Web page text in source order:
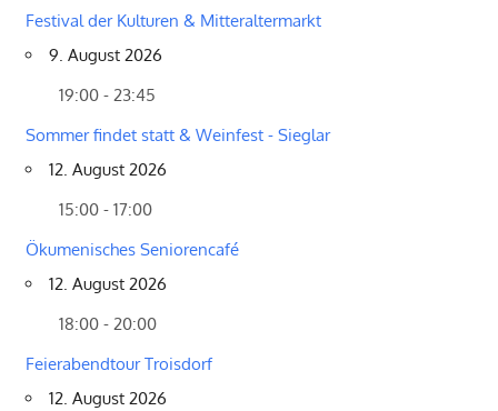
Festival der Kulturen & Mitteraltermarkt
9. August 2026
19:00 - 23:45
Sommer findet statt & Weinfest - Sieglar
12. August 2026
15:00 - 17:00
Ökumenisches Seniorencafé
12. August 2026
18:00 - 20:00
Feierabendtour Troisdorf
12. August 2026